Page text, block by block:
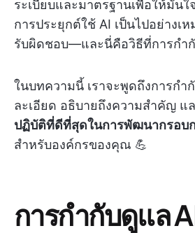
ระเบียบและมาตรฐานเพื่อให้มั่น
การประยุกต์ใช้ AI เป็นไปอย่างเ
รับผิดชอบ—และนี่คือวิธีที่การกำ
ในบทความนี้ เราจะพูดถึงการกำ
ละเอียด อธิบายถึงความสำคัญ แ
ปฏิบัติที่ดีที่สุดในการพัฒนากรอบ
สำหรับองค์กรของคุณ 💪
การกำกับดูแล